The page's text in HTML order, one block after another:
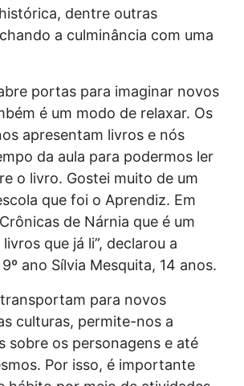
dentre outras
a culminância com uma
portas para imaginar novos
é um modo de relaxar. Os
apresentam livros e nós
da aula para podermos ler
o livro. Gostei muito de um
que foi o Aprendiz. Em
de Nárnia que é um
que já li”, declarou a
ano Sílvia Mesquita, 14 anos.
para novos
culturas, permite-nos a
sobre os personagens e até
Por isso, é importante